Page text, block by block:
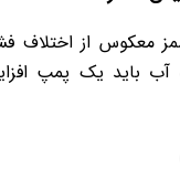
معکوس از اختلاف
آب باید یک پمپ